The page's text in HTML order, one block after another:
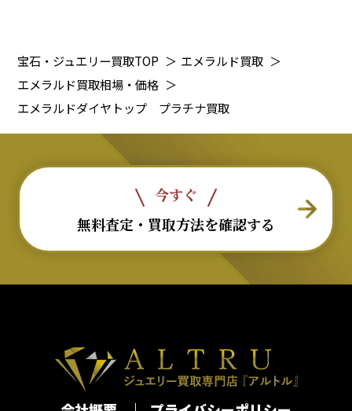
宝石・ジュエリー買取TOP ＞ エメラルド買取 ＞
エメラルド買取相場・価格 ＞
エメラルドダイヤトップ プラチナ買取
今すぐ
無料査定・買取方法を確認する